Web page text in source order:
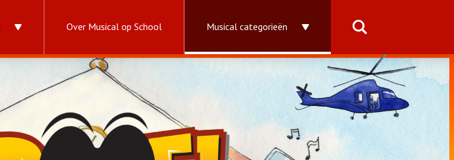
Over Musical op School Musical categorieën